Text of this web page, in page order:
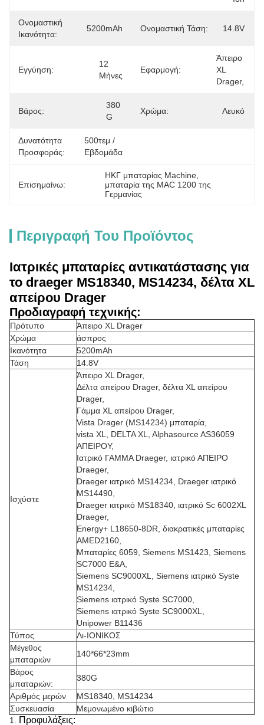
Ονομαστική
Ικανότητα:
5200mAh Ονομαστική Τάση: 14.8V
Εγγύηση:
12
Μήνες
Εφαρμογή:
Άπειρο
XL
Drager,
Βάρος:
380
G
Χρώμα: Λευκό
Δυνατότητα
Προσφοράς:
500τεμ /
Εβδομάδα
Επισημαίνω:
ΗΚΓ μπαταρίας Machine
μπαταρία της MAC 1200 της
Γερμανίας
Περιγραφή Του Προϊόντος
Ιατρικές μπαταρίες αντικατάστασης για
το draeger MS18340, MS14234, δέλτα XL
απείρου Drager
Προδιαγραφή τεχνικής:
Πρότυπο
Άπειρο XL Drager
Χρώμα
άσπρος
Ικανότητα
5200mAh
Τάση
14.8V
Ισχύστε
Άπειρο XL Drager,
Δέλτα απείρου Drager, δέλτα XL απείρου
Drager,
Γάμμα XL απείρου Drager,
Vista Drager (MS14234) μπαταρία,
vista XL, DELTA XL, Alphasource AS36059
ΑΠΕΙΡΟΥ,
Ιατρικό ΓΑΜΜΑ Draeger, ιατρικό ΑΠΕΙΡΟ
Draeger,
Draeger ιατρικό MS14234, Draeger ιατρικό
MS14490,
Draeger ιατρικό MS18340, ιατρικό Sc 6002XL
Draeger,
Energy+ L18650-8DR, διακρατικές μπαταρίες
AMED2160,
Μπαταρίες 6059, Siemens MS1423, Siemens
SC7000 Ε&Α,
Siemens SC9000XL, Siemens ιατρικό Syste
MS14234,
Siemens ιατρικό Syste SC7000,
Siemens ιατρικό Syste SC9000XL,
Unipower B11436
Τύπος
Λι-ΙΟΝΙΚΟΣ
Μέγεθος
μπαταριών
140*66*23mm
Βάρος
μπαταριών:
380G
Αριθμός μερών
MS18340, MS14234
Συσκευασία
Μεμονωμένο κιβώτιο
1.
Προφυλάξεις: